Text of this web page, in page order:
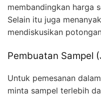
membandingkan harga
Selain itu juga
mendiskusikan
Pembuatan Sampel
Untuk pemesanan
minta sampel terlebih